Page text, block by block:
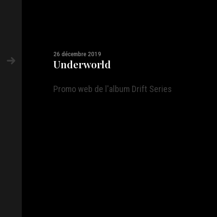
26 décembre 2019
Underworld
Promo web de l'album Drift Series